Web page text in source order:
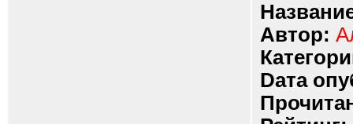
Автор:
Dата